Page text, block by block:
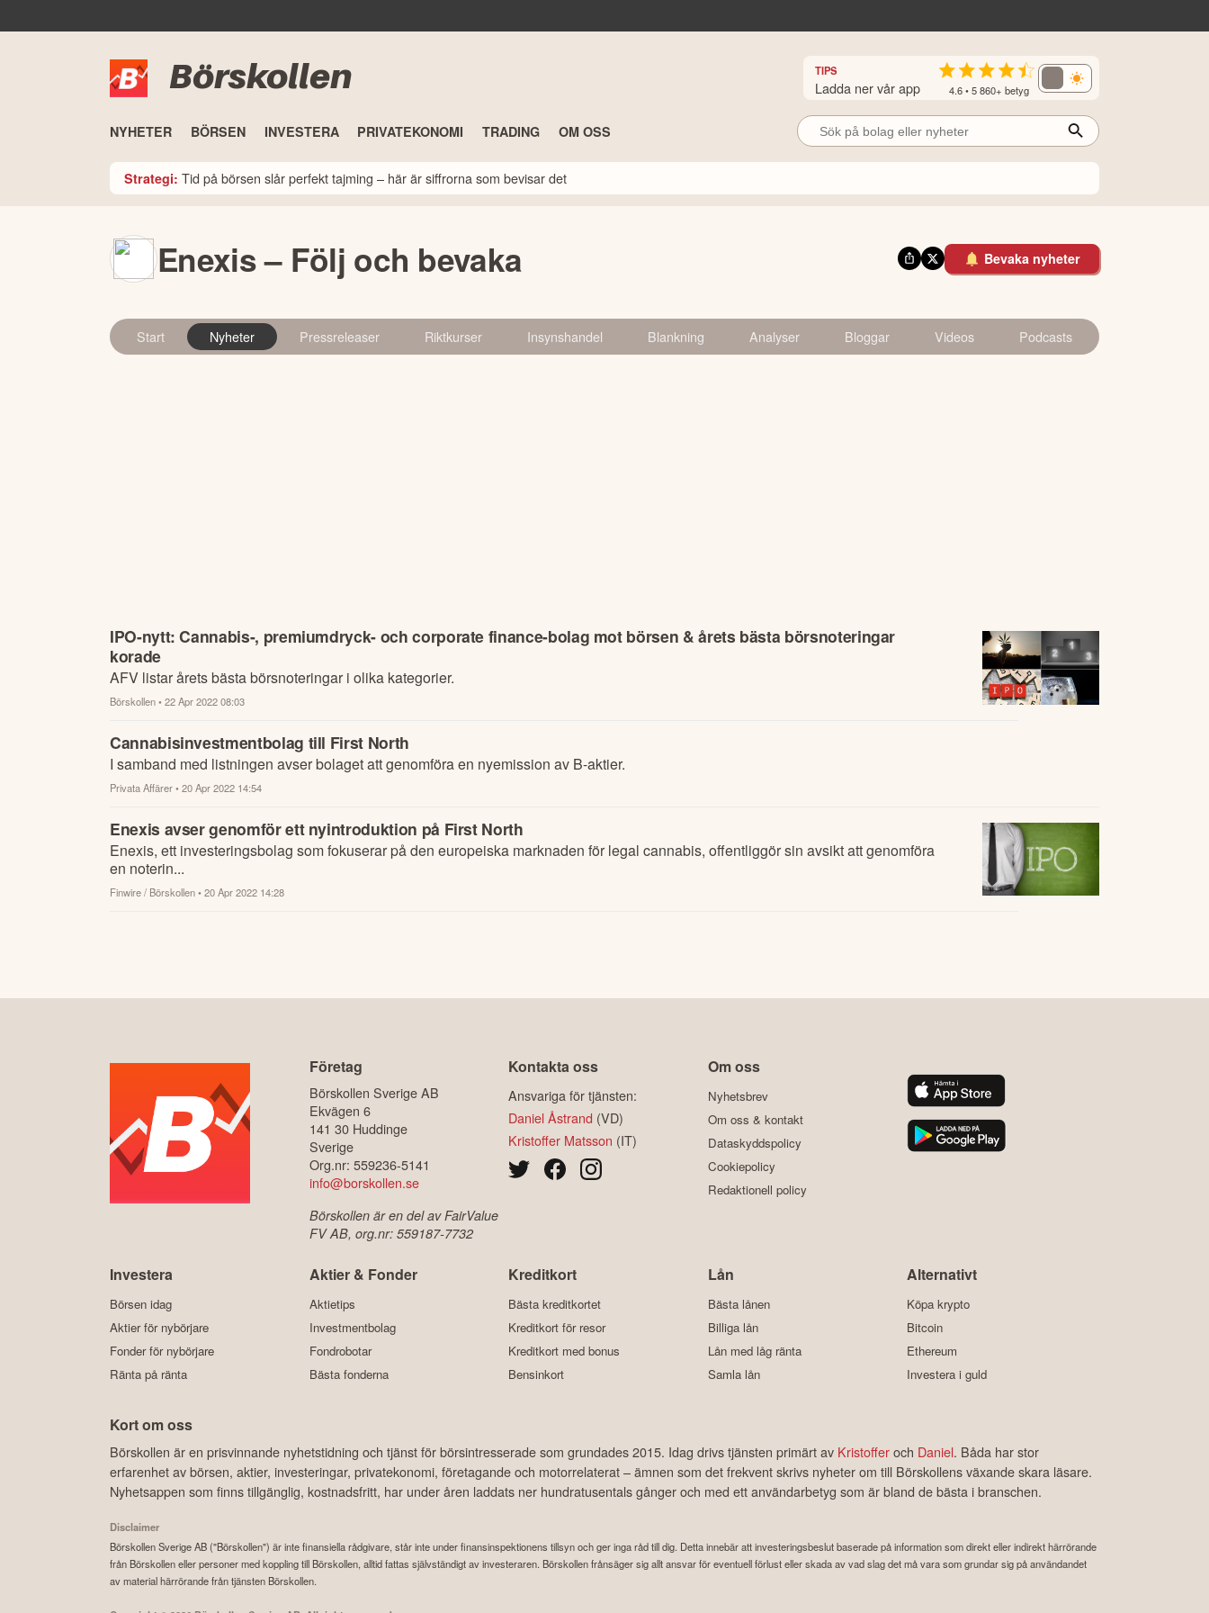
Börskollen TIPS
Ladda ner vår app 4.6 • 5 860+ betyg
NYHETER BÖRSEN INVESTERA PRIVATEKONOMI TRADING OM OSS
Strategi: Tid på börsen slår perfekt tajming – här är siffrorna som bevisar det
Enexis – Följ och bevaka Bevaka nyheter
Start Nyheter Pressreleaser Riktkurser Insynshandel Blankning Analyser Bloggar Videos Podcasts
IPO-nytt: Cannabis-, premiumdryck- och corporate finance-bolag mot börsen & årets bästa börsnoteringar
korade
AFV listar årets bästa börsnoteringar i olika kategorier.
Börskollen• 22 Apr 2022 08:03
Cannabisinvestmentbolag till First North
I samband med listningen avser bolaget att genomföra en nyemission av B-aktier.
Privata Affärer• 20 Apr 2022 14:54
Enexis avser genomför ett nyintroduktion på First North
Enexis, ett investeringsbolag som fokuserar på den europeiska marknaden för legal cannabis, offentliggör sin avsikt att genomföra
en noterin...
Finwire / Börskollen• 20 Apr 2022 14:28
Företag
Börskollen Sverige AB
Ekvägen 6
141 30 Huddinge
Sverige
Org.nr: 559236-5141
info@borskollen.se
Börskollen är en del av FairValue
FV AB, org.nr: 559187-7732
Kontakta oss
Ansvariga för tjänsten:
Daniel Åstrand (VD)
Kristoffer Matsson (IT)
Om oss
Nyhetsbrev
Om oss & kontakt
Dataskyddspolicy
Cookiepolicy
Redaktionell policy
Investera
Börsen idag
Aktier för nybörjare
Fonder för nybörjare
Ränta på ränta
Aktier & Fonder
Aktietips
Investmentbolag
Fondrobotar
Bästa fonderna
Kreditkort
Bästa kreditkortet
Kreditkort för resor
Kreditkort med bonus
Bensinkort
Lån
Bästa lånen
Billiga lån
Lån med låg ränta
Samla lån
Alternativt
Köpa krypto
Bitcoin
Ethereum
Investera i guld
Kort om oss
Börskollen är en prisvinnande nyhetstidning och tjänst för börsintresserade som grundades 2015. Idag drivs tjänsten primärt av Kristofferoch Daniel. Båda har stor
erfarenhet av börsen, aktier, investeringar, privatekonomi, företagande och motorrelaterat – ämnen som det frekvent skrivs nyheter om till Börskollens växande skara läsare.
Nyhetsappen som finns tillgänglig, kostnadsfritt, har under åren laddats ner hundratusentals gånger och med ett användarbetyg som är bland de bästa i branschen.
Disclaimer
Börskollen Sverige AB ("Börskollen") är inte finansiella rådgivare, står inte under finansinspektionens tillsyn och ger inga råd till dig. Detta innebär att investeringsbeslut baserade på information som direkt eller indirekt härrörande
från Börskollen eller personer med koppling till Börskollen, alltid fattas självständigt av investeraren. Börskollen frånsäger sig allt ansvar för eventuell förlust eller skada av vad slag det må vara som grundar sig på användandet
av material härrörande från tjänsten Börskollen.